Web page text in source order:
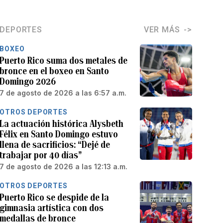
DEPORTES VER MÁS
BOXEO
Puerto Rico suma dos metales de
bronce en el boxeo en Santo
Domingo 2026
7 de agosto de 2026 a las 6:57 a.m.
OTROS DEPORTES
La actuación histórica Alysbeth
Félix en Santo Domingo estuvo
llena de sacrificios: “Dejé de
trabajar por 40 días”
7 de agosto de 2026 a las 12:13 a.m.
OTROS DEPORTES
Puerto Rico se despide de la
gimnasia artística con dos
medallas de bronce